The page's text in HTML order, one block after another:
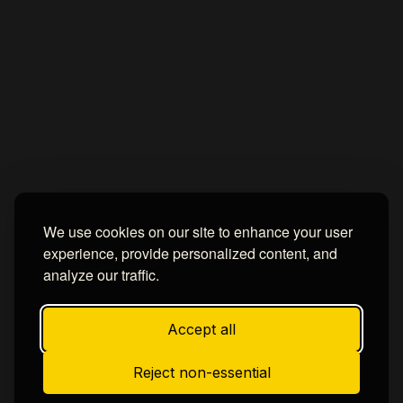
We use cookies on our site to enhance your user
experience, provide personalized content, and
analyze our traffic.
Accept all
Reject non-essential